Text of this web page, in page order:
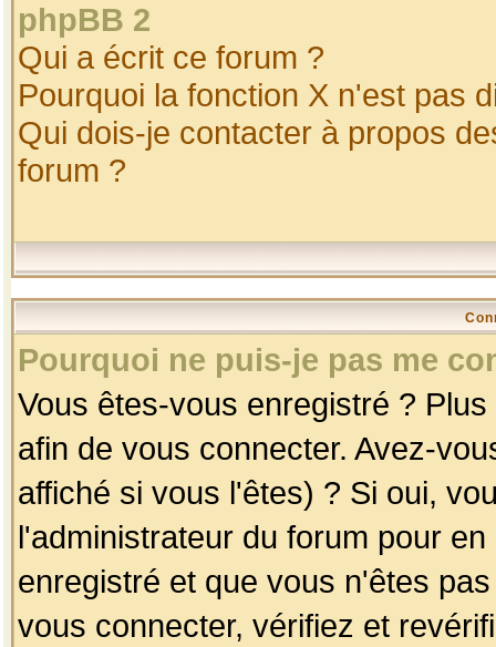
phpBB 2
Qui a écrit ce forum ?
Pourquoi la fonction X n'est pas
Qui dois-je contacter à propos
forum ?
Pourquoi ne puis-je pas me
Vous êtes-vous enregistré ?
afin de vous connecter. Avez-
affiché si vous l'êtes) ? Si oui,
l'administrateur du forum pour
enregistré et que vous n'êtes
vous connecter, vérifiez et